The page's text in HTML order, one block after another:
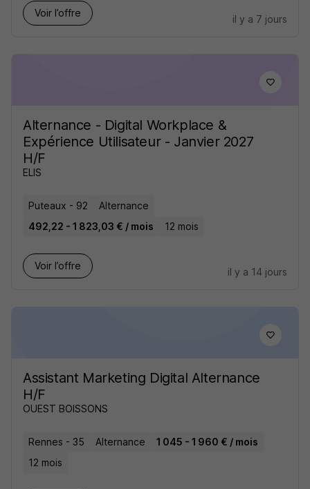
Voir l’offre
il y a 7 jours
Alternance - Digital Workplace &
Expérience Utilisateur - Janvier 2027
H/F
ELIS
Puteaux - 92
Alternance
492,22 - 1 823,03 € / mois
12 mois
Voir l’offre
il y a 14 jours
Assistant Marketing Digital Alternance
H/F
OUEST BOISSONS
Rennes - 35 Alternance
1 045 - 1 960 € / mois
12 mois